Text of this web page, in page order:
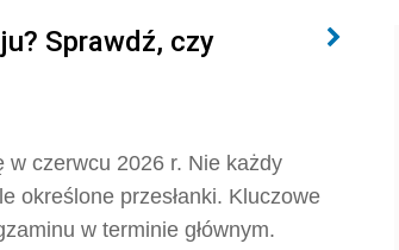
Sprawdź, czy
czerwcu 2026 r. Nie każdy
określone przesłanki. Kluczowe
w terminie głównym.